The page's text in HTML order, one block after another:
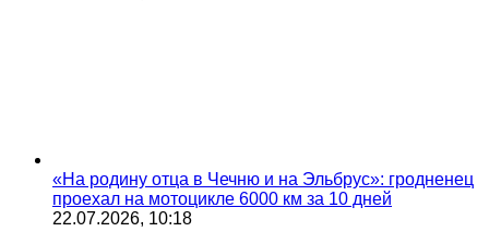
«На родину отца в Чечню и на Эльбрус»: гродненец
проехал на мотоцикле 6000 км за 10 дней
22.07.2026, 10:18